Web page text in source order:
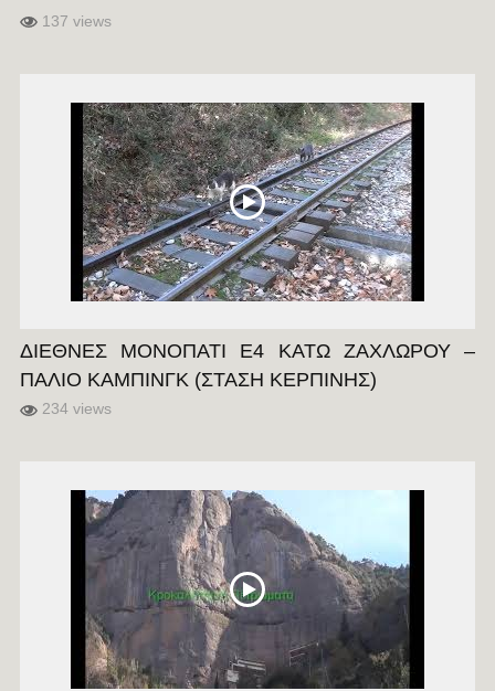
137 views
ΔΙΕΘΝΕΣ ΜΟΝΟΠΑΤΙ E4 ΚΑΤΩ ΖΑΧΛΩΡΟΥ –
ΠΑΛΙΟ ΚΑΜΠΙΝΓΚ (ΣΤΑΣΗ ΚΕΡΠΙΝΗΣ)
234 views